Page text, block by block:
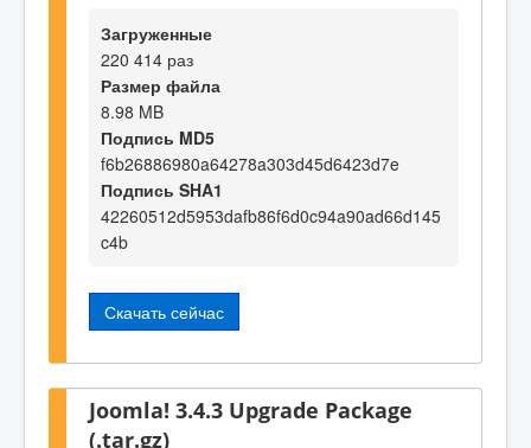
Загруженные
220 414 раз
Размер файла
8.98 MB
Подпись MD5
f6b26886980a64278a303d45d6423d7e
Подпись SHA1
42260512d5953dafb86f6d0c94a90ad66d145
c4b
Скачать сейчас
Joomla! 3.4.3 Upgrade Package
(.tar.gz)